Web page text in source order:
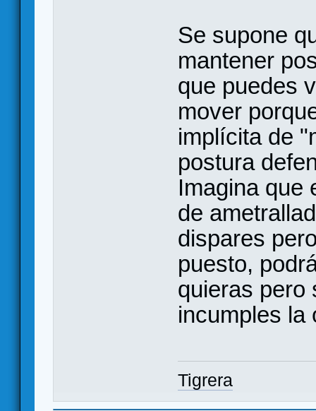
Se supone
mantener
que puedes
mover
implícita de
postura
Imagina que
de
dispares
puesto,
quieras pero
incumples la
Tigrera